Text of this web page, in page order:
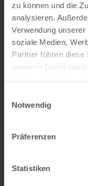
zu können und die
analysieren.
Verwendung
soziale Medien,
Partner führen
weiteren Daten
Notwendig
Präferenzen
Statistiken
Bitte